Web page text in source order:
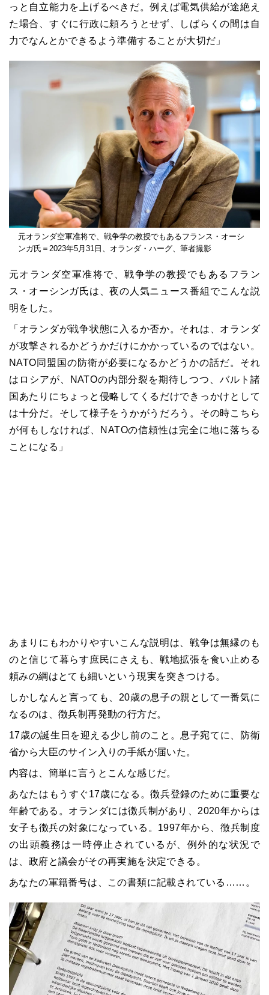
っと自立能力を上げるべきだ。例えば電気供給が途絶え
た場合、すぐに行政に頼ろうとせず、しばらくの間は自
力でなんとかできるよう準備することが大切だ」
元オランダ空軍准将で、戦争学の教授でもあるフランス・オーシ
ンガ氏＝2023年5月31日、オランダ・ハーグ、筆者撮影
元オランダ空軍准将で、戦争学の教授でもあるフラン
ス・オーシンガ氏は、夜の人気ニュース番組でこんな説
明をした。
「オランダが戦争状態に入るか否か。それは、オランダ
が攻撃されるかどうかだけにかかっているのではない。
NATO同盟国の防衛が必要になるかどうかの話だ。それ
はロシアが、NATOの内部分裂を期待しつつ、バルト諸
国あたりにちょっと侵略してくるだけできっかけとして
は十分だ。そして様子をうかがうだろう。その時こちら
が何もしなければ、NATOの信頼性は完全に地に落ちる
ことになる」
あまりにもわかりやすいこんな説明は、戦争は無縁のも
のと信じて暮らす庶民にさえも、戦地拡張を食い止める
頼みの綱はとても細いという現実を突きつける。
しかしなんと言っても、20歳の息子の親として一番気に
なるのは、徴兵制再発動の行方だ。
17歳の誕生日を迎える少し前のこと。息子宛てに、防衛
省から大臣のサイン入りの手紙が届いた。
内容は、簡単に言うとこんな感じだ。
あなたはもうすぐ17歳になる。徴兵登録のために重要な
年齢である。オランダには徴兵制があり、2020年からは
女子も徴兵の対象になっている。1997年から、徴兵制度
の出頭義務は一時停止されているが、例外的な状況で
は、政府と議会がその再実施を決定できる。
あなたの軍籍番号は、この書類に記載されている……。